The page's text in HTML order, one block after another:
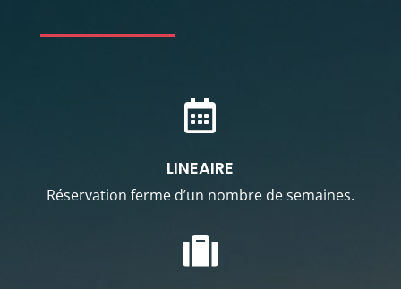

LINEAIRE
Réservation ferme d’un nombre de semaines.
